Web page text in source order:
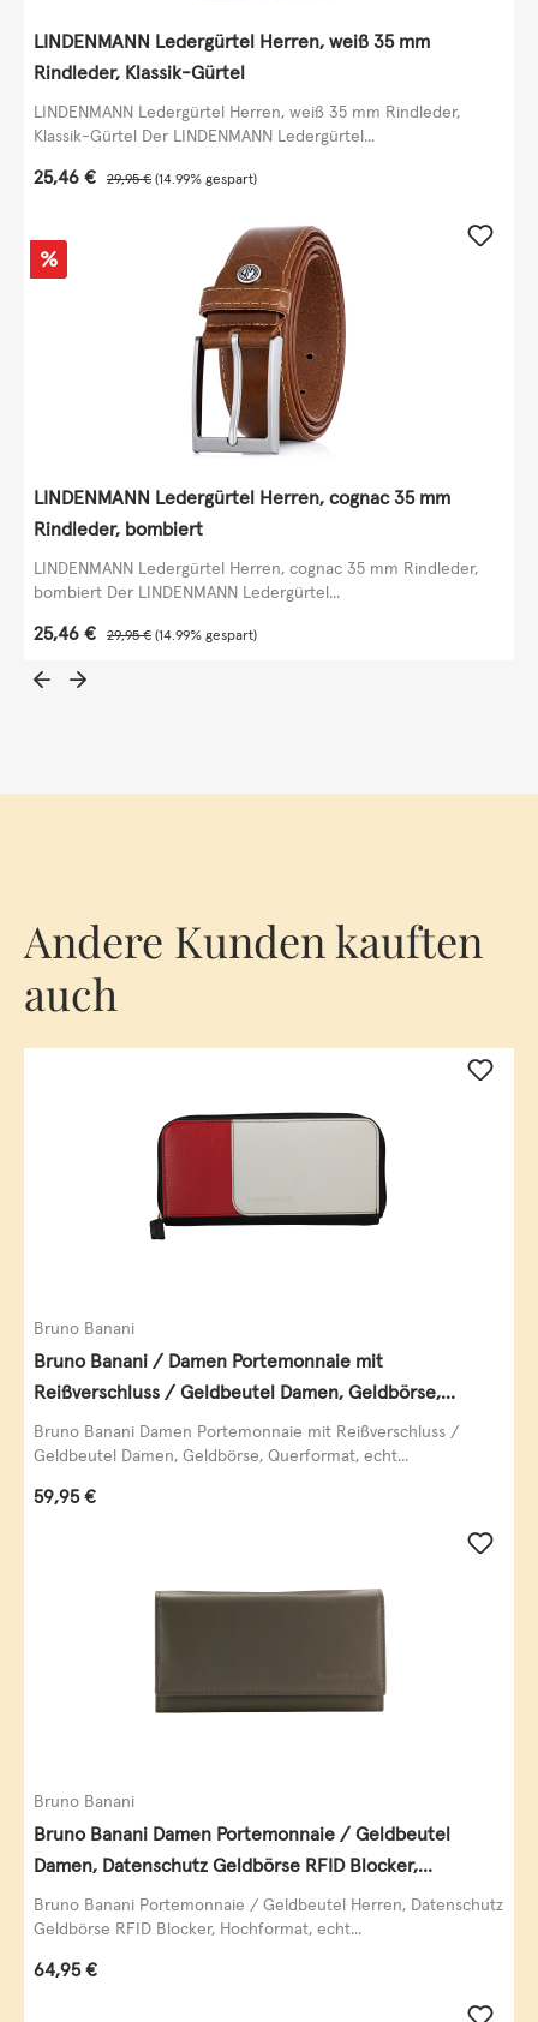
LINDENMANN Ledergürtel Herren, weiß 35 mm
Rindleder, Klassik-Gürtel
LINDENMANN Ledergürtel Herren, weiß 35 mm Rindleder,
Klassik-Gürtel Der LINDENMANN Ledergürtel...
Verkaufspreis:
25,46 € Regulärer Preis:
29,95 € (14.99% gespart)
Rabatt
%
LINDENMANN Ledergürtel Herren, cognac 35 mm
Rindleder, bombiert
LINDENMANN Ledergürtel Herren, cognac 35 mm Rindleder,
bombiert Der LINDENMANN Ledergürtel...
Verkaufspreis:
25,46 € Regulärer Preis:
29,95 € (14.99% gespart)
Andere Kunden kauften
auch
Bruno Banani
Bruno Banani / Damen Portemonnaie mit
Reißverschluss / Geldbeutel Damen, Geldbörse,
Querformat, echt Leder, black/white/red
Bruno Banani Damen Portemonnaie mit Reißverschluss /
Geldbeutel Damen, Geldbörse, Querformat, echt...
Regulärer Preis:
59,95 €
Bruno Banani
Bruno Banani Damen Portemonnaie / Geldbeutel
Damen, Datenschutz Geldbörse RFID Blocker,
Querformat, echt Leder, taupe
Bruno Banani Portemonnaie / Geldbeutel Herren, Datenschutz
Geldbörse RFID Blocker, Hochformat, echt...
Regulärer Preis:
64,95 €